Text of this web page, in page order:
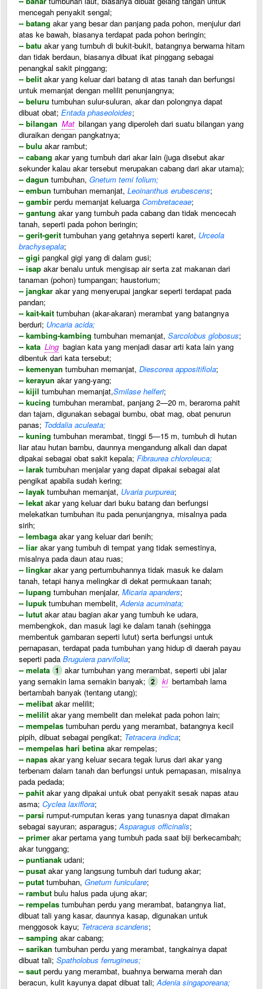
mencegah penyakit sengal;
-- batang akar yang besar dan panjang pada pohon, menjulur dari
atas ke bawah, biasanya terdapat pada pohon beringin;
-- batu akar yang tumbuh di bukit-bukit, batangnya berwarna hitam
dan tidak berdaun, biasanya dibuat ikat pinggang sebagai
penangkal sakit pinggang;
-- belit akar yang keluar dari batang di atas tanah dan berfungsi
untuk memanjat dengan melilit penunjangnya;
-- beluru tumbuhan sulur-suluran, akar dan polongnya dapat
dibuat obat; Entada phaseoloides;
-- bilangan Mat bilangan yang diperoleh dari suatu bilangan yang
diuraikan dengan pangkatnya;
-- bulu akar rambut;
-- cabang akar yang tumbuh dari akar lain (juga disebut akar
sekunder kalau akar tersebut merupakan cabang dari akar utama);
-- dagun tumbuhan, Gnetum temi folium;
-- embun tumbuhan memanjat, Leoinanthus erubescens;
-- gambir perdu memanjat keluarga Combretaceae;
-- gantung akar yang tumbuh pada cabang dan tidak mencecah
tanah, seperti pada pohon beringin;
-- gerit-gerit tumbuhan yang getahnya seperti karet, Urceola
brachysepala;
-- gigi pangkal gigi yang di dalam gusi;
-- isap akar benalu untuk mengisap air serta zat makanan dari
tanaman (pohon) tumpangan; haustorium;
-- jangkar akar yang menyerupai jangkar seperti terdapat pada
pandan;
-- kait-kait tumbuhan (akar-akaran) merambat yang batangnya
berduri; Uncaria acida;
-- kambing-kambing tumbuhan memanjat, Sarcolobus globosus;
-- kata Ling bagian kata yang menjadi dasar arti kata lain yang
dibentuk dari kata tersebut;
-- kemenyan tumbuhan memanjat, Diescorea appositifiola;
-- kerayun akar yang-yang;
-- kijil tumbuhan memanjat,Smilase helferi;
-- kucing tumbuhan merambat, panjang 2—20 m, beraroma pahit
dan tajam, digunakan sebagai bumbu, obat mag, obat penurun
panas; Toddalia aculeata;
-- kuning tumbuhan merambat, tinggi 5—15 m, tumbuh di hutan
liar atau hutan bambu, daunnya mengandung alkali dan dapat
dipakai sebagai obat sakit kepala; Fibraurea chloroleuca;
-- larak tumbuhan menjalar yang dapat dipakai sebagai alat
pengikat apabila sudah kering;
-- layak tumbuhan memanjat, Uvaria purpurea;
-- lekat akar yang keluar dari buku batang dan berfungsi
melekatkan tumbuhan itu pada penunjangnya, misalnya pada
sirih;
-- lembaga akar yang keluar dari benih;
-- liar akar yang tumbuh di tempat yang tidak semestinya,
misalnya pada daun atau ruas;
-- lingkar akar yang pertumbuhannya tidak masuk ke dalam
tanah, tetapi hanya melingkar di dekat permukaan tanah;
-- lupang tumbuhan menjalar, Micaria apanders;
-- lupuk tumbuhan membelit,Adenia acuminata;
-- lutut akar atau bagian akar yang tumbuh ke udara,
membengkok, dan masuk lagi ke dalam tanah (sehingga
membentuk gambaran seperti lutut) serta berfungsi untuk
pernapasan, terdapat pada tumbuhan yang hidup di daerah payau
seperti pada Bruguiera parvifolia;
-- melata 1 akar tumbuhan yang merambat, seperti ubi jalar
yang semakin lama semakin banyak; 2 ki bertambah lama
bertambah banyak (tentang utang);
-- melibat akar melilit;
-- melilit akar yang membelit dan melekat pada pohon lain;
-- mempelas tumbuhan perdu yang merambat, batangnya kecil
pipih, dibuat sebagai pengikat; Tetracera indica;
-- mempelas hari betina akar rempelas;
-- napas akar yang keluar secara tegak lurus dari akar yang
terbenam dalam tanah dan berfungsi untuk pernapasan, misalnya
pada pedada;
-- pahit akar yang dipakai untuk obat penyakit sesak napas atau
asma; Cyclea laxiflora;
-- parsi rumput-rumputan keras yang tunasnya dapat dimakan
sebagai sayuran; asparagus;Asparagus officinalis;
-- primer akar pertama yang tumbuh pada saat biji berkecambah;
akar tunggang;
-- puntianak udani;
-- pusat akar yang langsung tumbuh dari tudung akar;
-- putat tumbuhan, Gnetum funiculare;
-- rambut bulu halus pada ujung akar;
-- rempelas tumbuhan perdu yang merambat, batangnya liat,
dibuat tali yang kasar, daunnya kasap, digunakan untuk
menggosok kayu; Tetracera scandens;
-- samping akar cabang;
-- sarikan tumbuhan perdu yang merambat, tangkainya dapat
dibuat tali; Spatholobus ferrugineus;
-- saut perdu yang merambat, buahnya berwarna merah dan
beracun, kulit kayunya dapat dibuat tali;Adenia singaporeana;